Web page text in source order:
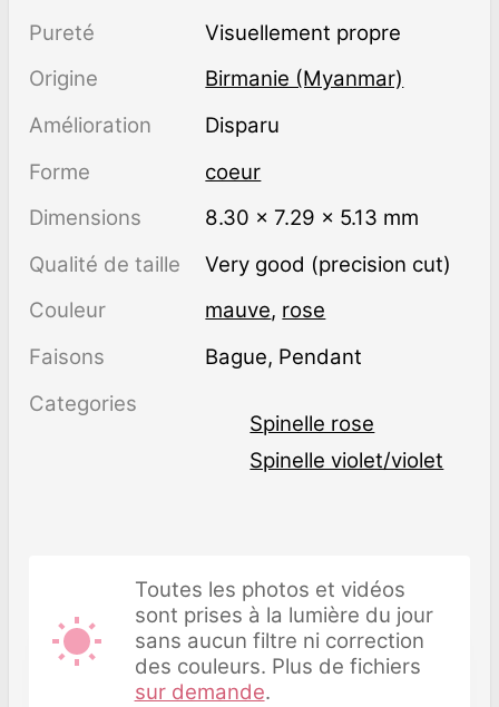
Pureté
visuellement propre
Origine
Birmanie (Myanmar)
Amélioration
disparu
Forme
coeur
Dimensions
8.30 × 7.29 × 5.13 mm
Qualité de taille
Very good (precision cut)
Couleur
mauve, rose
Faisons
Bague, Pendant
Categories
Spinelle rose
Spinelle violet/violet
Toutes les photos et vidéos
sont prises à la lumière du jour
sans aucun filtre ni correction
des couleurs. Plus de fichiers
sur demande.